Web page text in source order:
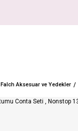
Falch Aksesuar ve Yedekler